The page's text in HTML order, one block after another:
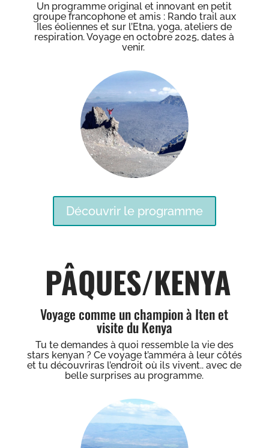
Un programme original et innovant en petit
groupe francophone et amis : Rando trail aux
Iles éoliennes et sur l’Etna, yoga, ateliers de
respiration. Voyage en octobre 2025, dates à
venir.
Découvrir le programme
PÂQUES/KENYA
Voyage comme un champion à Iten et
visite du Kenya
Tu te demandes à quoi ressemble la vie des
stars kenyan ? Ce voyage t’amméra à leur côtés
et tu découvriras l’endroit où ils vivent.. avec de
belle surprises au programme.